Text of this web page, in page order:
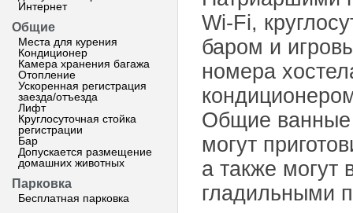
Интернет
Общие
Места для курения
Кондиционер
Камера хранения багажа
Отопление
Ускоренная регистрация
заезда/отъезда
Лифт
Круглосуточная стойка
регистрации
Бар
Допускается размещение
домашних животных
Парковка
Бесплатная парковка
Wi-Fi,
баром и
номера
Общие ванные
могут
а также могут
гладильными